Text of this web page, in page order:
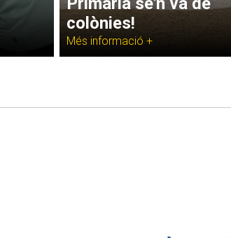
colònies!
Més informació +